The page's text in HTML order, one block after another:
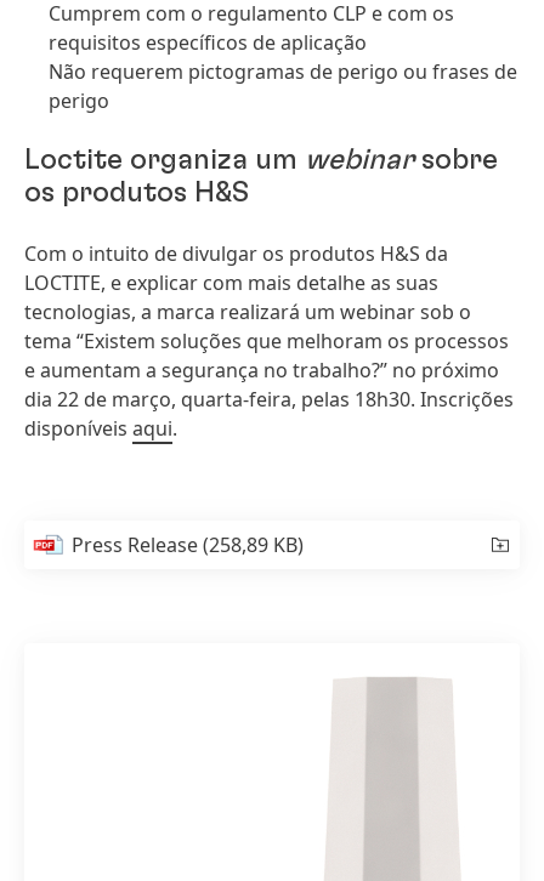
Cumprem com o regulamento CLP e com os
requisitos específicos de aplicação
Não requerem pictogramas de perigo ou frases de
perigo
Loctite organiza um webinarsobre
os produtos H&S
Com o intuito de divulgar os produtos H&S da
LOCTITE, e explicar com mais detalhe as suas
tecnologias, a marca realizará um webinar sob o
tema “Existem soluções que melhoram os processos
e aumentam a segurança no trabalho?” no próximo
dia 22 de março, quarta-feira, pelas 18h30. Inscrições
disponíveis aqui.
Press Release(258,89 KB)